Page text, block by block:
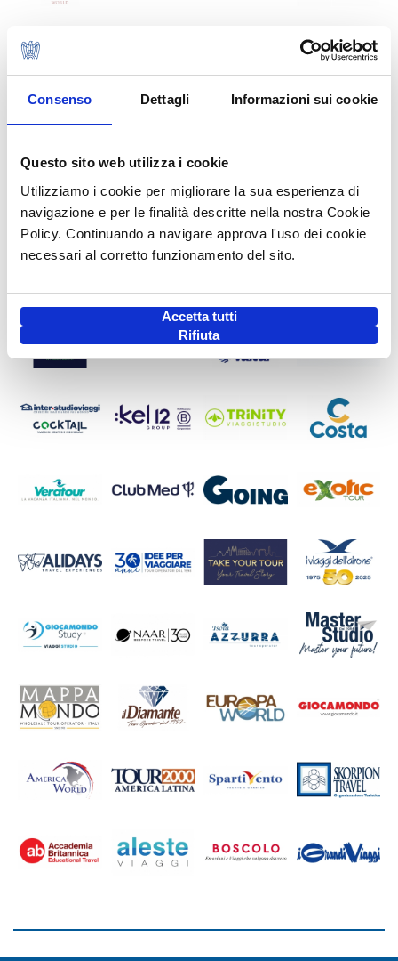
Consenso Dettagli Informazioni sui cookie
Questo sito web utilizza i cookie
Utilizziamo i cookie per migliorare la sua esperienza di
navigazione e per le finalità descritte nella nostra Cookie
Policy. Continuando a navigare approva l'uso dei cookie
necessari al corretto funzionamento del sito.
Accetta tutti
Rifiuta